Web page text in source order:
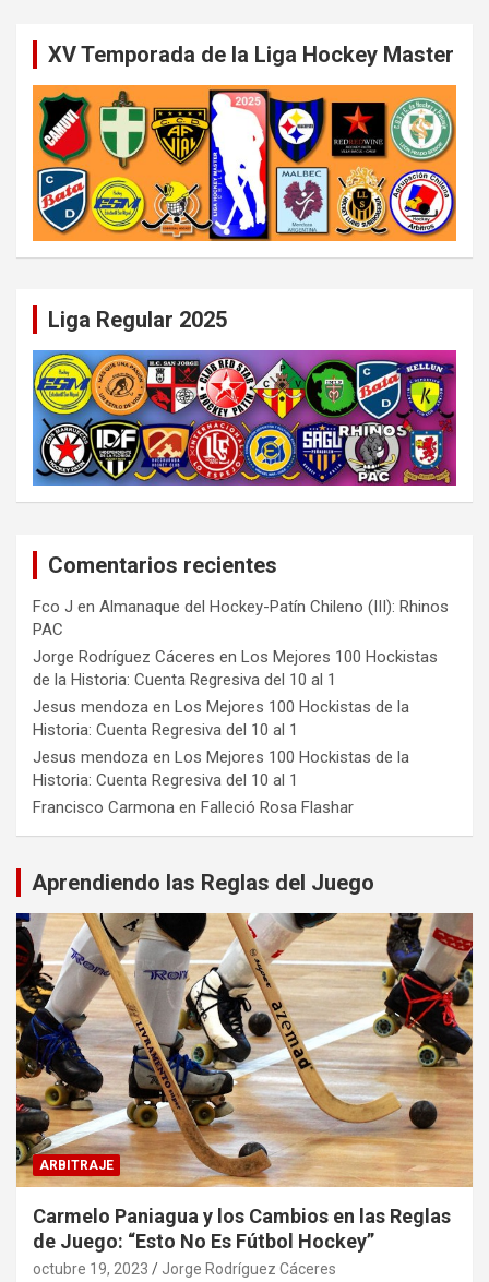
XV Temporada de la Liga Hockey Master
Liga Regular 2025
Comentarios recientes
Fco J en Almanaque del Hockey-Patín Chileno (III): Rhinos
PAC
Jorge Rodríguez Cáceres en Los Mejores 100 Hockistas
de la Historia: Cuenta Regresiva del 10 al 1
Jesus mendoza en Los Mejores 100 Hockistas de la
Historia: Cuenta Regresiva del 10 al 1
Jesus mendoza en Los Mejores 100 Hockistas de la
Historia: Cuenta Regresiva del 10 al 1
Francisco Carmona en Falleció Rosa Flashar
Aprendiendo las Reglas del Juego
ARBITRAJE
Carmelo Paniagua y los Cambios en las Reglas
de Juego: “Esto No Es Fútbol Hockey”
octubre 19, 2023 Jorge Rodríguez Cáceres